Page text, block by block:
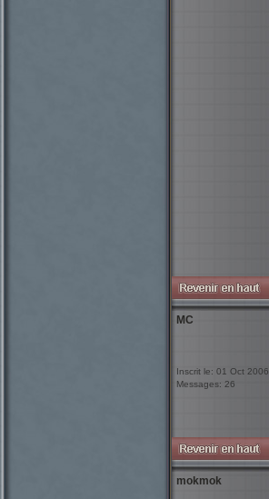
MC
Inscrit le: 01 Oct 2006
Messages: 26
mokmok